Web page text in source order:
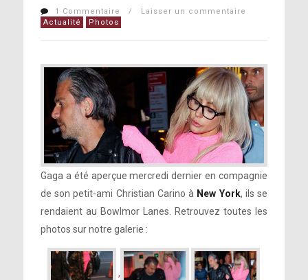
1 Commentaire / Laisser un commentaire
Actualité
Photos
Gaga a été aperçue mercredi dernier en compagnie
de son petit-ami Christian Carino à New York, ils se
rendaient au Bowlmor Lanes. Retrouvez toutes les
photos sur notre galerie :
,